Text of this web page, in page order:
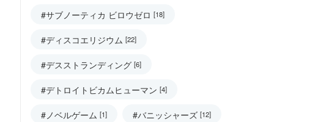
#サブノーティカ ビロウゼロ [18]
#ディスコエリジウム [22]
#デスストランディング [6]
#デトロイトビカムヒューマン [4]
#ノベルゲーム [1] #バニッシャーズ [12]